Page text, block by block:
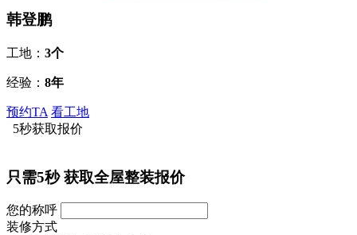
韩登鹏
工地： 3个
经验： 8年
预约TA 看工地
5秒获取报价
只需5秒获取全屋整装报价
您的称呼
装修方式